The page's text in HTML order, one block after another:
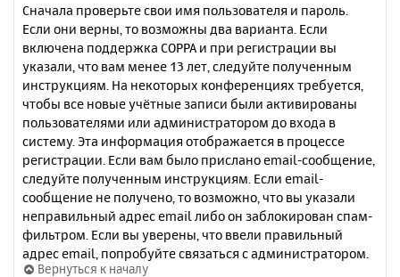
Сначала проверьте свои имя пользователя и пароль.
Если они верны, то возможны два варианта. Если
включена поддержка COPPA и при регистрации вы
указали, что вам менее 13 лет, следуйте полученным
инструкциям. На некоторых конференциях требуется,
чтобы все новые учётные записи были активированы
пользователями или администратором до входа в
систему. Эта информация отображается в процессе
регистрации. Если вам было прислано email-сообщение,
следуйте полученным инструкциям. Если email-
сообщение не получено, то возможно, что вы указали
неправильный адрес email либо он заблокирован спам-
фильтром. Если вы уверены, что ввели правильный
адрес email, попробуйте связаться с администратором.
Вернуться к началу